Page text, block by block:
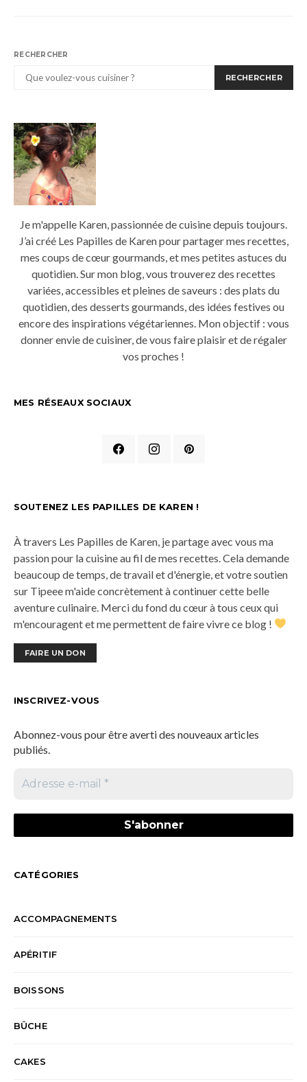
RECHERCHER
RECHERCHER
Je m'appelle Karen, passionnée de cuisine depuis toujours.
J’ai créé Les Papilles de Karen pour partager mes recettes,
mes coups de cœur gourmands, et mes petites astuces du
quotidien. Sur mon blog, vous trouverez des recettes
variées, accessibles et pleines de saveurs : des plats du
quotidien, des desserts gourmands, des idées festives ou
encore des inspirations végétariennes. Mon objectif : vous
donner envie de cuisiner, de vous faire plaisir et de régaler
vos proches !
MES RÉSEAUX SOCIAUX
SOUTENEZ LES PAPILLES DE KAREN !
À travers Les Papilles de Karen, je partage avec vous ma
passion pour la cuisine au fil de mes recettes. Cela demande
beaucoup de temps, de travail et d'énergie, et votre soutien
sur Tipeee m'aide concrètement à continuer cette belle
aventure culinaire. Merci du fond du cœur à tous ceux qui
m'encouragent et me permettent de faire vivre ce blog !
FAIRE UN DON
INSCRIVEZ-VOUS
Abonnez-vous pour être averti des nouveaux articles
publiés.
CATÉGORIES
ACCOMPAGNEMENTS
APÉRITIF
BOISSONS
BÛCHE
CAKES